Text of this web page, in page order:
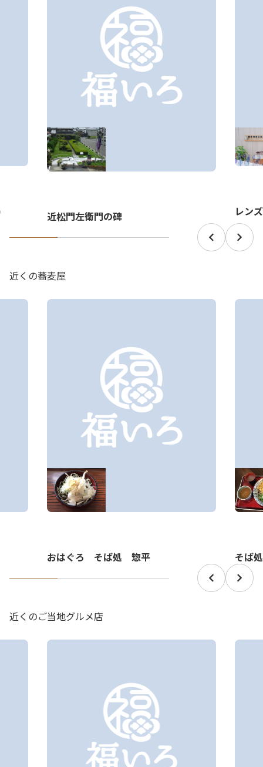
近松門左衛門の碑 レン
近くの蕎麦屋
おはぐろ そば処 惣平 そば
近くのご当地グルメ店